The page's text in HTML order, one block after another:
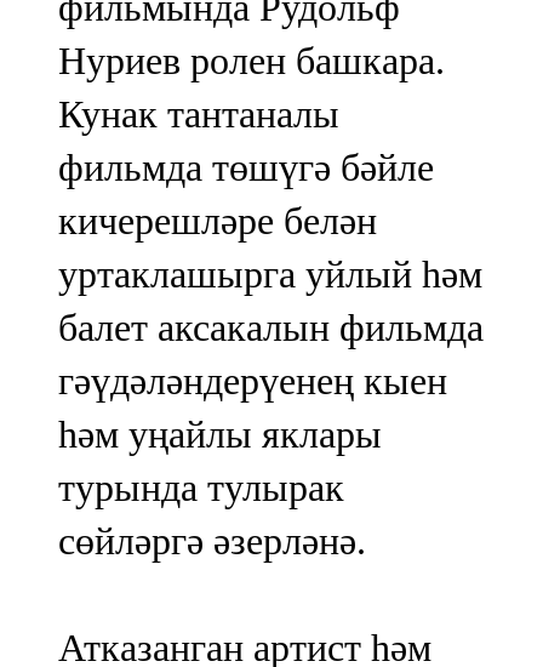
Нуриев ролен башкара.
Кунак тантаналы
фильмда төшүгә бәйле
кичерешләре белән
уртаклашырга уйлый һәм
балет аксакалын фильмда
гәүдәләндерүенең кыен
һәм уңайлы яклары
турында тулырак
сөйләргә әзерләнә.
Атказанган артист һәм